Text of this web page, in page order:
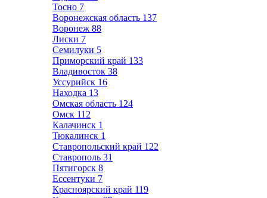
Тосно 7
Воронежская область 137
Воронеж 88
Лиски 7
Семилуки 5
Приморский край 133
Владивосток 38
Уссурийск 16
Находка 13
Омская область 124
Омск 112
Калачинск 1
Тюкалинск 1
Ставропольский край 122
Ставрополь 31
Пятигорск 8
Ессентуки 7
Красноярский край 119